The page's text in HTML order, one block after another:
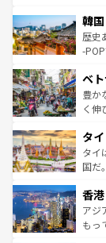
はコ
いる
ビン
い。
参照
ン）
と山
驚き
容に
照し
韓国
歴史
-
き、
でき
まで
リテ
覧を
ベ
豊か
く伸
急速
ーチ
醸し
とつ
ひ現
が旅
タイ
タイ
国だ
の活
帯で
いビ
香港
アジ
もっ